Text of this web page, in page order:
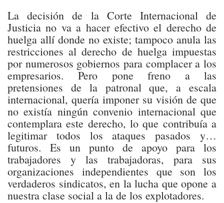
La decisión de la Corte Internacional de
Justicia no va a hacer efectivo el derecho de
huelga allí donde no existe; tampoco anula las
restricciones al derecho de huelga impuestas
por numerosos gobiernos para complacer a los
empresarios. Pero pone freno a las
pretensiones de la patronal que, a escala
internacional, quería imponer su visión de que
no existía ningún convenio internacional que
contemplara este derecho, lo que contribuía a
legitimar todos los ataques pasados y…
futuros. Es un punto de apoyo para los
trabajadores y las trabajadoras, para sus
organizaciones independientes que son los
verdaderos sindicatos, en la lucha que opone a
nuestra clase social a la de los explotadores.